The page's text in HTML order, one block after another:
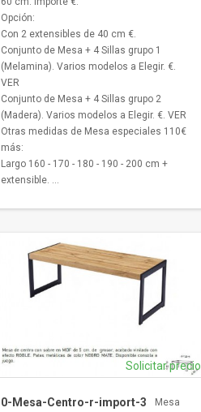
Opción:
Con 2 extensibles de 40 cm €.
Conjunto de Mesa + 4 Sillas grupo 1
(Melamina). Varios modelos a Elegir. €.
VER
Conjunto de Mesa + 4 Sillas grupo 2
(Madera). Varios modelos a Elegir. €. VER
Otras medidas de Mesa especiales 110€
más:
Largo 160 - 170 - 180 - 190 - 200 cm +
extensible. ...
0-Mesa-Centro-r-import-3
Solicitar precio
Mesa